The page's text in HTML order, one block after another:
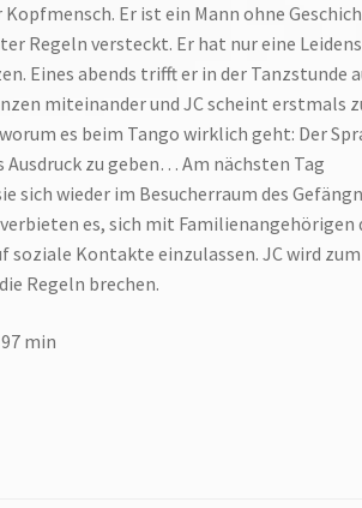
Er ist ein Mann ohne
Regeln versteckt. Er hat nur eine
Eines abends trifft er in der Tanzstunde
miteinander und JC scheint erstmals
es beim Tango wirklich geht: Der
Ausdruck zu geben… Am nächsten Tag
sich wieder im Besucherraum des
es, sich mit Familienangehörigen
soziale Kontakte einzulassen. JC wird zum
Regeln brechen.
min